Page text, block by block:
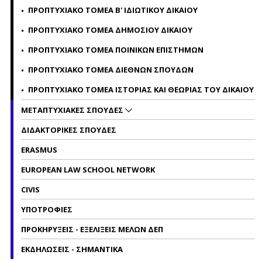
ΠΡΟΠΤΥΧΙΑΚΟ ΤΟΜΕΑ Β' ΙΔΙΩΤΙΚΟΥ ΔΙΚΑΙΟΥ
ΠΡΟΠΤΥΧΙΑΚΟ ΤΟΜΕΑ ΔΗΜΟΣΙΟΥ ΔΙΚΑΙΟΥ
ΠΡΟΠΤΥΧΙΑΚΟ ΤΟΜΕΑ ΠΟΙΝΙΚΩΝ ΕΠΙΣΤΗΜΩΝ
ΠΡΟΠΤΥΧΙΑΚΟ ΤΟΜΕΑ ΔΙΕΘΝΩΝ ΣΠΟΥΔΩΝ
ΠΡΟΠΤΥΧΙΑΚΟ ΤΟΜΕΑ ΙΣΤΟΡΙΑΣ ΚΑΙ ΘΕΩΡΙΑΣ ΤΟΥ ΔΙΚΑΙΟΥ
ΜΕΤΑΠΤΥΧΙΑΚΕΣ ΣΠΟΥΔΕΣ
ΔΙΔΑΚΤΟΡΙΚΕΣ ΣΠΟΥΔΕΣ
ERASMUS
EUROPEAN LAW SCHOOL NETWORK
CIVIS
ΥΠΟΤΡΟΦΙΕΣ
ΠΡΟΚΗΡΥΞΕΙΣ - ΕΞΕΛΙΞΕΙΣ ΜΕΛΩΝ ΔΕΠ
ΕΚΔΗΛΩΣΕΙΣ - ΣΗΜΑΝΤΙΚΑ